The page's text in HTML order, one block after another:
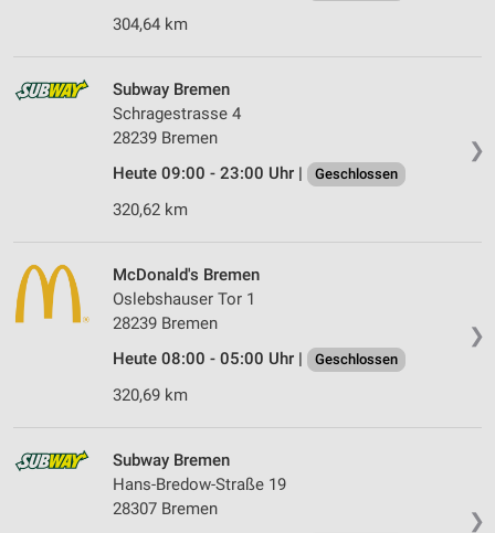
304,64 km
❯
Subway Bremen
Schragestrasse 4
28239 Bremen
Heute 09:00 - 23:00 Uhr |
Geschlossen
320,62 km
❯
McDonald's Bremen
Oslebshauser Tor 1
28239 Bremen
Heute 08:00 - 05:00 Uhr |
Geschlossen
320,69 km
❯
Subway Bremen
Hans-Bredow-Straße 19
28307 Bremen